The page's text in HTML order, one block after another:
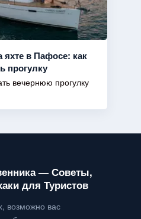
яхте в Пафосе: как
прогулку
вечернюю прогулку
— Советы,
для Туристов
возможно вас